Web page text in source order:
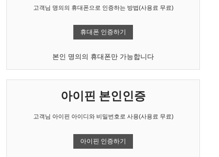
고객님 명의의 휴대폰으로 인증하는 방법(사용료 무료)
휴대폰 인증하기
본인 명의의 휴대폰만 가능합니다
아이핀 본인인증
고객님 아이핀 아이디와 비밀번호로 사용(사용료 무료)
아이핀 인증하기